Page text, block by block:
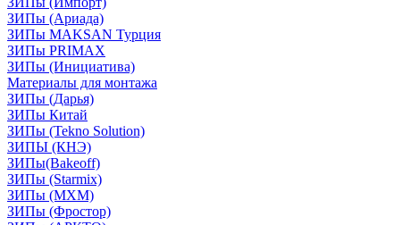
ЗИПы (Ариада)
ЗИПы MAKSAN Турция
ЗИПы PRIMAX
ЗИПы (Инициатива)
Материалы для монтажа
ЗИПы (Дарья)
ЗИПы Китай
ЗИПы (Tekno Solution)
ЗИПЫ (КНЭ)
ЗИПы(Bakeoff)
ЗИПы (Starmix)
ЗИПы (МХМ)
ЗИПы (Фростор)